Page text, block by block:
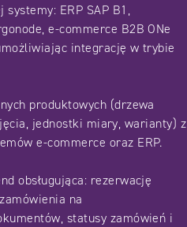
ERP SAP B1,
e-commerce B2B ONe
integrację w trybie
produktowych (drzewa
jednostki miary, warianty) z
e-commerce oraz ERP.
obsługująca: rezerwację
na
statusy zamówień i